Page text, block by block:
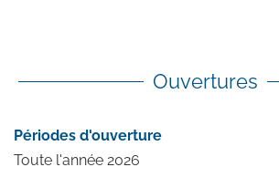
Ouvertures
Périodes d'ouverture
Toute l'année 2026